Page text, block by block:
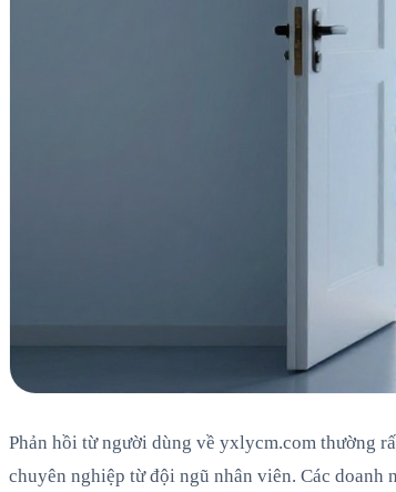
Phản hồi từ người dùng về yxlycm.com thường
chuyên nghiệp từ đội ngũ nhân viên. Các doanh